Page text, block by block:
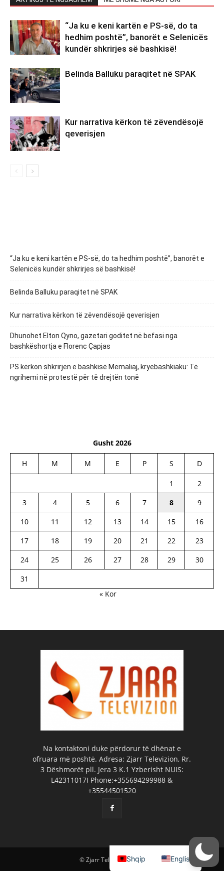
“Ja ku e keni kartën e PS-së, do ta
hedhim poshtë”, banorët e Selenicës
kundër shkrirjes së bashkisë!
Belinda Balluku paraqitet në SPAK
Kur narrativa kërkon të zëvendësojë
qeverisjen
“Ja ku e keni kartën e PS-së, do ta hedhim poshtë”, banorët e
Selenicës kundër shkrirjes së bashkisë!
Belinda Balluku paraqitet në SPAK
Kur narrativa kërkon të zëvendësojë qeverisjen
Dhunohet Elton Qyno, gazetari goditet në befasi nga
bashkëshortja e Florenc Çapjas
PS kërkon shkrirjen e bashkisë Memaliaj, kryebashkiaku: Të
ngrihemi në protestë për të drejtën tonë
Gusht 2026
H M M E P S D
1
2
3
4 5 6 7 8
9
10
11 12 13 14 15
16
17
18 19 20 21 22
23
24
25 26 27 28 29
30
31
« Kor
Na kontaktoni duke përdorur të dhënat e
ofruara më poshtë. Adresa: Zjarr Televizion, Rr.
3 Dëshmorët pll. Jera 3 K.1 Yzberisht NUIS:
L42311017I Phone:+355694299988 &
+35544501520
© Zjarr Televizion 2026
Shqip English